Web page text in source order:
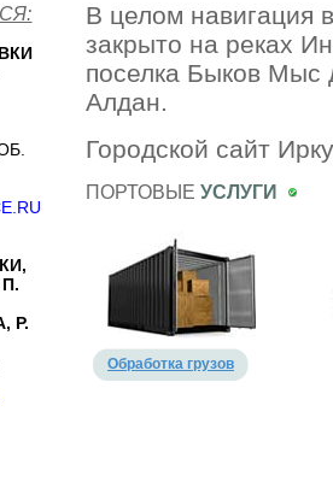
В целом навигация
закрыто на реках
поселка Быков Мыс
Алдан.
Городской сайт
ПОРТОВЫЕ УСЛУГИ
Обработка грузов
Р.